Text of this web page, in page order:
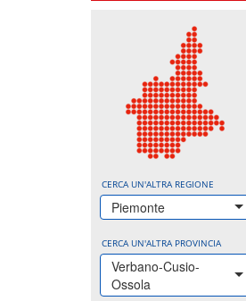
CERCA UN'ALTRA REGIONE
Piemonte
CERCA UN'ALTRA PROVINCIA
Verbano-Cusio-
Ossola